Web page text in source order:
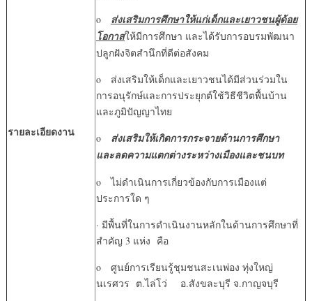
รายละเอียดงาน
o ส่งเสริมการศึกษาให้แก่เด็กและเยาวชนผู้ด้อย
โอกาสให้มีการศึกษา และได้รับการอบรมพัฒนา
ปลูกฝังจิตสำนึกที่ดีต่อสังคม
o ส่งเสริมให้เด็กและเยาวชนได้มีส่วนร่วมใน
การอนุรักษ์และการประยุกต์ใช้วิธีชีวิตพื้นบ้าน
และภูมิปัญญาไทย
o ส่งเสริมให้เกิดการกระจายด้านการศึกษา
และลดความแตกต่างระหว่างเมืองและชนบท
o ไม่ดำเนินการเกี่ยวข้องกับการเมืองแต่
ประการใด ๆ
· มีพื้นที่ในการดำเนินงานหลักในด้านการศึกษาที่
สำคัญ 3 แห่ง คือ
o ศูนย์การเรียนรู้ชุมชนสะเนพ่อง ทุ่งใหญ่
นเรศวร ต.ไล่โว่ อ.สังขละบุรี จ.กาญจบุรี